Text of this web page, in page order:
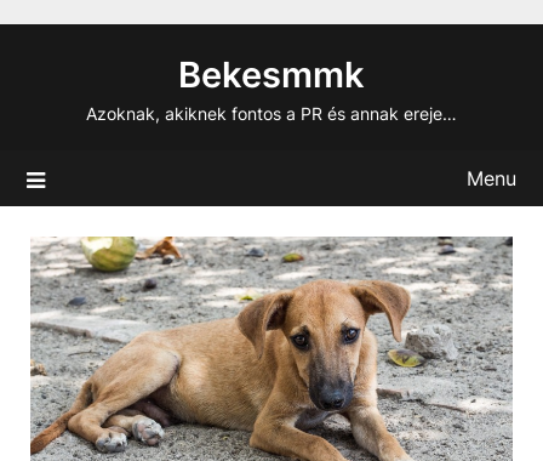
Bekesmmk
Azoknak, akiknek fontos a PR és annak ereje…
Menu